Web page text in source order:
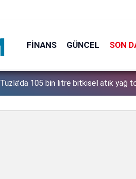
FINANS GÜNCEL SON
Dünya tedirgin: 12 Ağustos'ta ne